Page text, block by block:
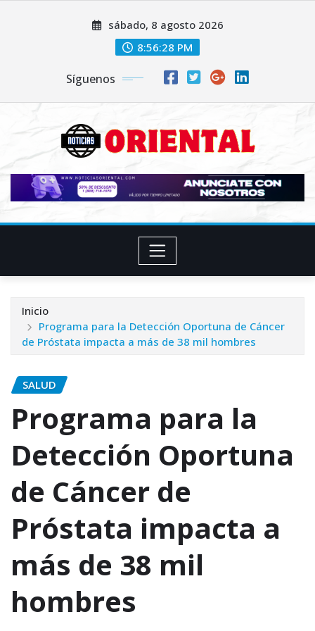
sábado, 8 agosto 2026
8:56:29 PM
Síguenos
Inicio
Programa para la Detección Oportuna de Cáncer
de Próstata impacta a más de 38 mil hombres
SALUD
Programa para la
Detección Oportuna
de Cáncer de
Próstata impacta a
más de 38 mil
hombres